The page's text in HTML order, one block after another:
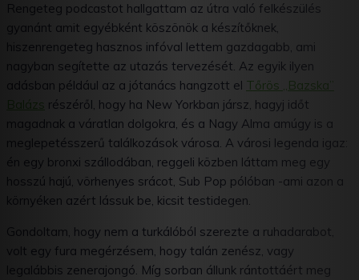
Rengeteg podcastot hallgattam az útra való felkészülés
gyanánt amit egyébként köszönök a készítőknek,
hiszenrengeteg hasznos infóval lettem gazdagabb, ami
nagyban segítette az utazás tervezését. Az egyik ilyen
adásban például az a jótanács hangzott el Tőrös „Bazska”
Balázs részéről, hogy ha New Yorkban jársz, hagyj időt
magadnak a váratlan dolgokra, és a Nagy Alma amúgy is a
meglepetésszerű találkozások városa. A városi legenda igaz:
én egy bronxi szállodában, reggeli közben láttam meg egy
hosszú hajú, vörhenyes srácot, Sub Pop pólóban -ami azon a
környéken azért lássuk be, kicsit testidegen.
Gondoltam, hogy nem a turkálóból szerezte a ruhadarabot,
volt egy fura megérzésem, hogy talán zenész, vagy
legalábbis zenerajongó. Míg sorban állunk rántottáért meg